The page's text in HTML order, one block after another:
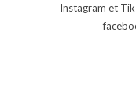
Instagram et